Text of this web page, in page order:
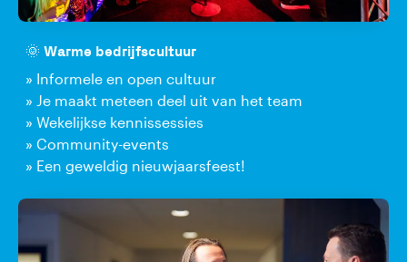
🌞 Warme bedrijfscultuur
» Informele en open cultuur
» Je maakt meteen deel uit van het team
» Wekelijkse kennissessies
» Community-events
» Een geweldig nieuwjaarsfeest!